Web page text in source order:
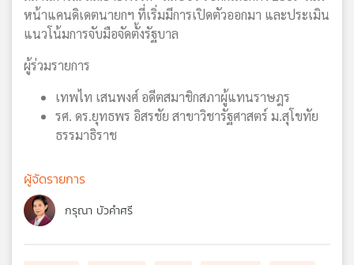
หน้าแคนดิเดตนายกฯ ที่เริ่มมีการเปิดตัวออกมา และประเมิน
แนวโน้มการจับมือจัดตั้งรัฐบาล
ผู้ร่วมรายการ
เทพไท เสนพงศ์ อดีตสมาชิกสภาผู้แทนราษฎร
รศ. ดร.ยุทธพร อิสรชัย สาขาวิชารัฐศาสตร์ ม.สุโขทัย
ธรรมาธิราช
ผู้จัดรายการ
กรุณา บัวคำศรี